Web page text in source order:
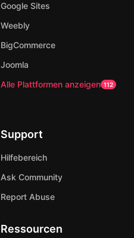
Google Sites
Weebly
BigCommerce
Joomla
Alle Plattformen anzeigen 112
Support
Hilfebereich
Ask Community
Report Abuse
Ressourcen